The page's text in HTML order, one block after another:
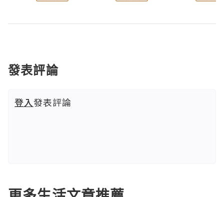
發表評論
登入發表評論